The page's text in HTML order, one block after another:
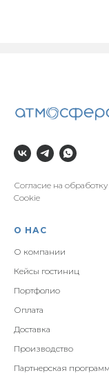
Согласие на
Cookie
О НАС
О компании
Кейсы гостиниц
Портфолио
Оплата
Доставка
Производство
Партнерская